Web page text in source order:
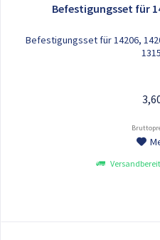
Befestigungsset für
Befestigungsset für 14206,